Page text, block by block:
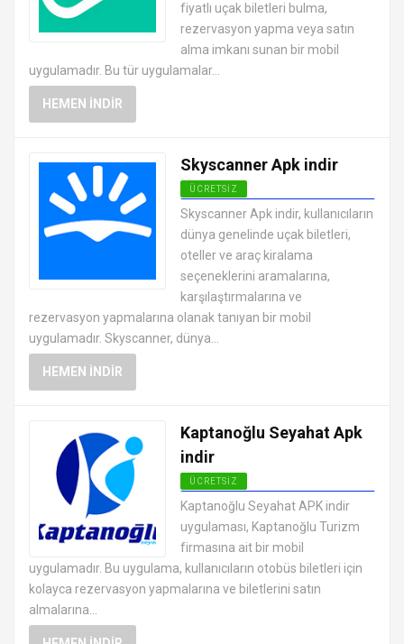
fiyatlı uçak biletleri bulma,
rezervasyon yapma veya satın
alma imkanı sunan bir mobil
uygulamadır. Bu tür uygulamalar...
HEMEN İNDIR
Skyscanner Apk indir
ÜCRETSIZ
ANDROID TATIL VE SEYAHAT
UYGULAMALARI APK
Skyscanner Apk indir, kullanıcıların
dünya genelinde uçak biletleri,
oteller ve araç kiralama
seçeneklerini aramalarına,
karşılaştırmalarına ve
rezervasyon yapmalarına olanak tanıyan bir mobil
uygulamadır. Skyscanner, dünya...
HEMEN İNDIR
Kaptanoğlu Seyahat Apk
indir
ÜCRETSIZ
ANDROID TATIL VE SEYAHAT
UYGULAMALARI APK
Kaptanoğlu Seyahat APK indir
uygulaması, Kaptanoğlu Turizm
firmasına ait bir mobil
uygulamadır. Bu uygulama, kullanıcıların otobüs biletleri için
kolayca rezervasyon yapmalarına ve biletlerini satın
almalarına...